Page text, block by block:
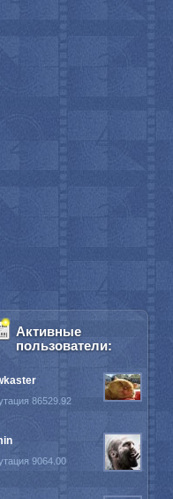
Активные
пользователи:
86529.92
9064.00